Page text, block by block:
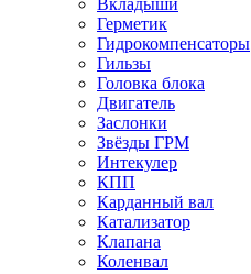
Вкладыши
Герметик
Гидрокомпенсаторы
Гильзы
Головка блока
Двигатель
Заслонки
Звёзды ГРМ
Интекулер
КПП
Карданный вал
Катализатор
Клапана
Коленвал